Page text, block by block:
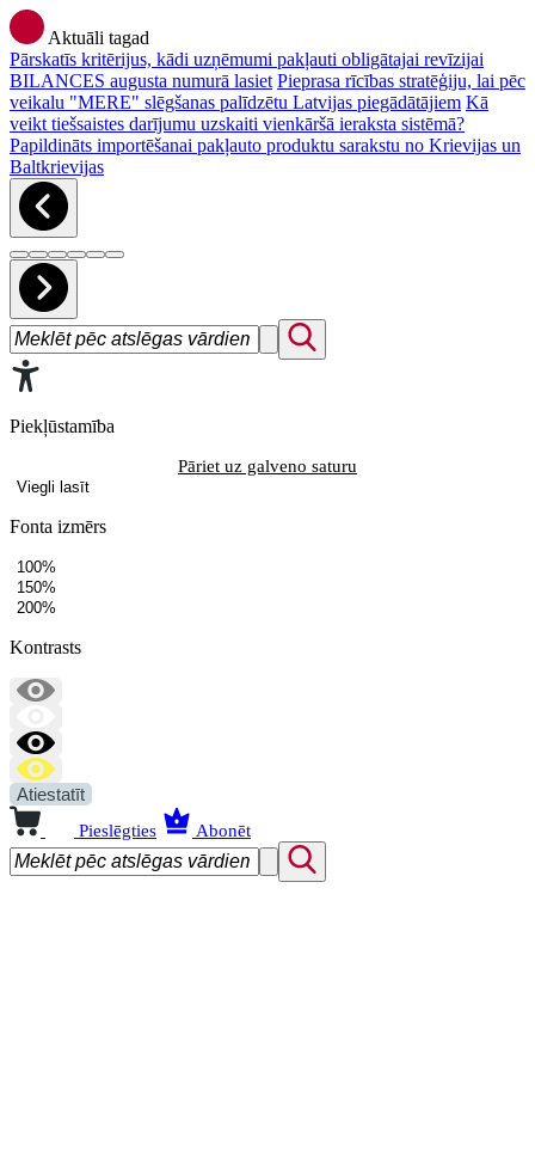
Aktuāli tagad
Pārskatīs kritērijus, kādi uzņēmumi pakļauti obligātajai revīzijai
BILANCES augusta numurā lasiet Pieprasa rīcības stratēģiju, lai pēc
veikalu "MERE" slēgšanas palīdzētu Latvijas piegādātājiem Kā
veikt tiešsaistes darījumu uzskaiti vienkāršā ieraksta sistēmā?
Papildināts importēšanai pakļauto produktu sarakstu no Krievijas un
Baltkrievijas
Piekļūstamība
Pāriet uz galveno saturu
Viegli lasīt
Fonta izmērs
100%
150%
200%
Kontrasts
Atiestatīt
Pieslēgties Abonēt